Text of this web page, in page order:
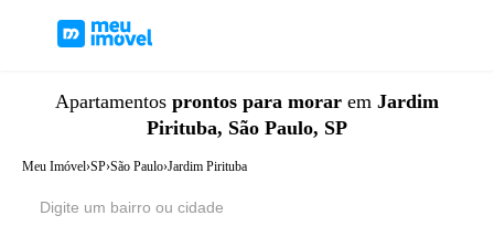
Apartamentos prontos para morar em Jardim
Pirituba, São Paulo, SP
Meu Imóvel›SP›São Paulo›Jardim Pirituba